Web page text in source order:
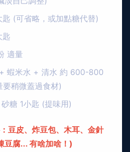
匙 (可省略，或加點糖代替)
匙
適量
蝦米水 + 清水 約 600-800
要稍微蓋過食材)
糖 1小匙 (提味用)
豆皮、炸豆包、木耳、金針
豆腐... 有啥加啥！)